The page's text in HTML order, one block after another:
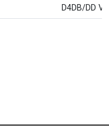
D4DB/DD